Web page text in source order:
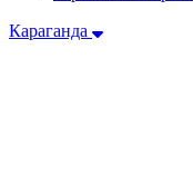
Караганда